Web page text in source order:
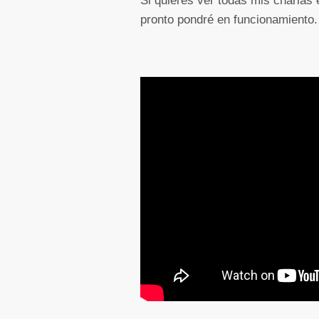
pronto pondré en funcionamiento.